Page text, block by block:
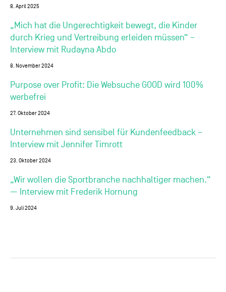
8. April 2025
„Mich hat die Ungerechtigkeit bewegt, die Kinder
durch Krieg und Vertreibung erleiden müssen“ –
Interview mit Rudayna Abdo
8. November 2024
Purpose over Profit: Die Websuche GOOD wird 100%
werbefrei
27. Oktober 2024
Unternehmen sind sensibel für Kundenfeedback –
Interview mit Jennifer Timrott
23. Oktober 2024
„Wir wollen die Sportbranche nachhaltiger machen.“
— Interview mit Frederik Hornung
9. Juli 2024